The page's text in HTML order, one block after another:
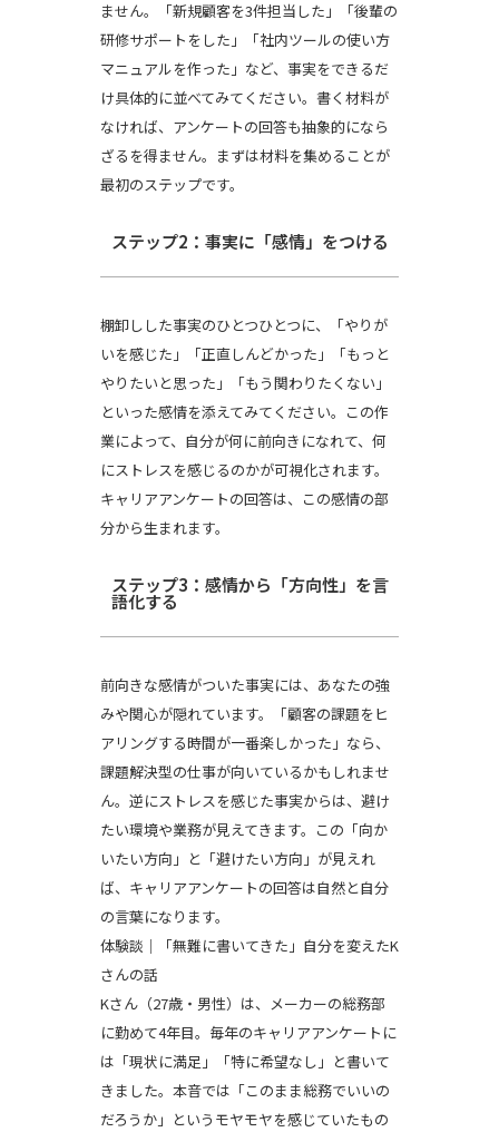
ません。「新規顧客を3件担当した」「後輩の
研修サポートをした」「社内ツールの使い方
マニュアルを作った」など、事実をできるだ
け具体的に並べてみてください。書く材料が
なければ、アンケートの回答も抽象的になら
ざるを得ません。まずは材料を集めることが
最初のステップです。
ステップ2：事実に「感情」をつける
棚卸しした事実のひとつひとつに、「やりが
いを感じた」「正直しんどかった」「もっと
やりたいと思った」「もう関わりたくない」
といった感情を添えてみてください。この作
業によって、自分が何に前向きになれて、何
にストレスを感じるのかが可視化されます。
キャリアアンケートの回答は、この感情の部
分から生まれます。
ステップ3：感情から「方向性」を言
語化する
前向きな感情がついた事実には、あなたの強
みや関心が隠れています。「顧客の課題をヒ
アリングする時間が一番楽しかった」なら、
課題解決型の仕事が向いているかもしれませ
ん。逆にストレスを感じた事実からは、避け
たい環境や業務が見えてきます。この「向か
いたい方向」と「避けたい方向」が見えれ
ば、キャリアアンケートの回答は自然と自分
の言葉になります。
体験談｜「無難に書いてきた」自分を変えたK
さんの話
Kさん（27歳・男性）は、メーカーの総務部
に勤めて4年目。毎年のキャリアアンケートに
は「現状に満足」「特に希望なし」と書いて
きました。本音では「このまま総務でいいの
だろうか」というモヤモヤを感じていたもの